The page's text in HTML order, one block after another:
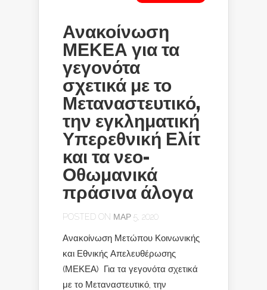
Ανακοίνωση
ΜΕΚΕΑ για τα
γεγονότα
σχετικά με το
Μεταναστευτικό,
την εγκληματική
Υπερεθνική Ελίτ
και τα νεο-
Οθωμανικά
πράσινα άλογα
POSTED ON ΜΑΡ 5, 2020
Ανακοίνωση Μετώπου Κοινωνικής
και Εθνικής Απελευθέρωσης
(ΜΕΚΕΑ) Για τα γεγονότα σχετικά
με το Μεταναστευτικό, την